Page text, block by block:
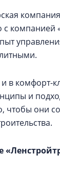
с компанией
в комфорт-
и
чтобы они